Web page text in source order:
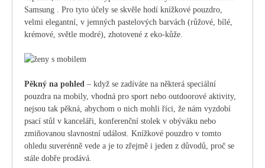
Samsung
. Pro tyto účely se skvěle hodí knížkové pouzdro,
velmi elegantní, v jemných pastelových barvách (růžové, bílé,
krémové, světle modré), zhotovené z eko-kůže.
Pěkný na pohled – když se zadíváte na některá speciální
pouzdra na mobily, vhodná pro sport nebo outdoorové aktivity,
nejsou tak pěkná, abychom o nich mohli říci, že nám vyzdobí
psací stůl v kanceláři, konferenční stolek v obýváku nebo
zmiňovanou slavnostní událost. Knížkové pouzdro v tomto
ohledu suverénně vede a je to zřejmě i jeden z důvodů, proč se
stále dobře prodává.